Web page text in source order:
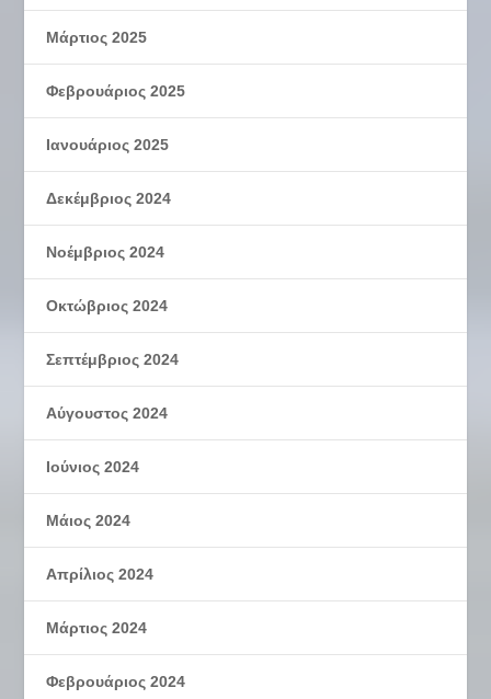
Μάρτιος 2025
Φεβρουάριος 2025
Ιανουάριος 2025
Δεκέμβριος 2024
Νοέμβριος 2024
Οκτώβριος 2024
Σεπτέμβριος 2024
Αύγουστος 2024
Ιούνιος 2024
Μάιος 2024
Απρίλιος 2024
Μάρτιος 2024
Φεβρουάριος 2024